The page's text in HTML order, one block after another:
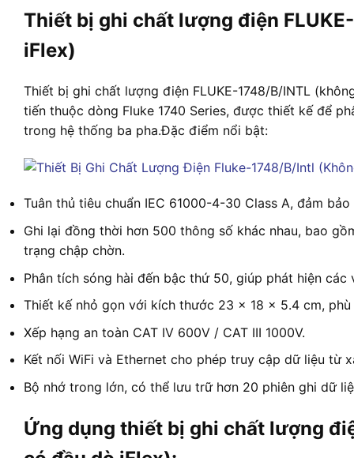
Thiết bị ghi chất lượng điện
iFlex)
Thiết bị ghi chất lượng điện FLUKE-1748/B/INTL
tiến thuộc dòng Fluke 1740 Series, được thiết kế để
trong hệ thống ba pha.Đặc điểm nổi bật:
Tuân thủ tiêu chuẩn IEC 61000-4-30 Class A, đảm
Ghi lại đồng thời hơn 500 thông số khác nhau, bao
trạng chập chờn.
Phân tích sóng hài đến bậc thứ 50, giúp phát hiện
Thiết kế nhỏ gọn với kích thước 23 x 18 x 5.4 cm,
Xếp hạng an toàn CAT IV 600V / CAT III 1000V.
Kết nối WiFi và Ethernet cho phép truy cập dữ liệu từ
Bộ nhớ trong lớn, có thể lưu trữ hơn 20 phiên ghi dữ
Ứng dụng thiết bị ghi chất lượng